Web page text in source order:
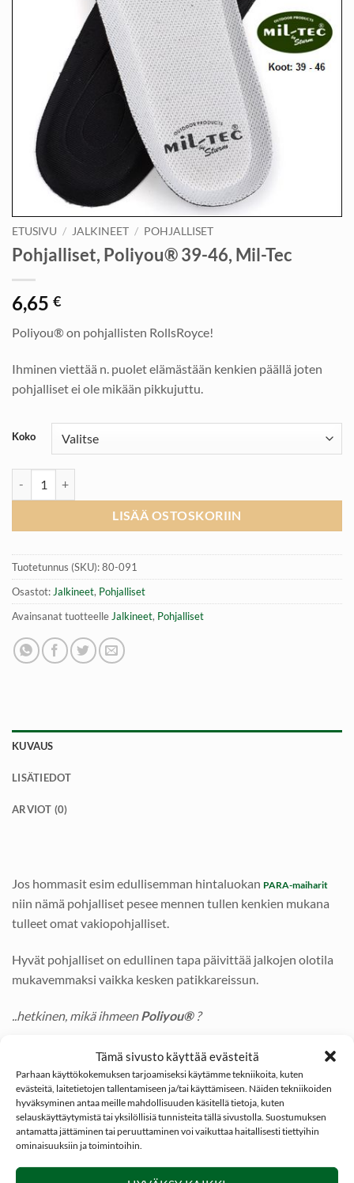
Tämä sivusto käyttää evästeitä
Parhaan käyttökokemuksen tarjoamiseksi käytämme tekniikoita, kuten
evästeitä, laitetietojen tallentamiseen ja/tai käyttämiseen. Näiden tekniikoiden
hyväksyminen antaa meille mahdollisuuden käsitellä tietoja, kuten
selauskäyttäytymistä tai yksilöllisiä tunnisteita tällä sivustolla. Suostumuksen
antamatta jättäminen tai peruuttaminen voi vaikuttaa haitallisesti tiettyihin
ominaisuuksiin ja toimintoihin.
ETUSIVU / JALKINEET / POHJALLISET
Pohjalliset, Poliyou® 39-46, Mil-Tec
6,65 €
Poliyou® on pohjallisten RollsRoyce!
Ihminen viettää n. puolet elämästään kenkien päällä joten
pohjalliset ei ole mikään pikkujuttu.
Koko
LISÄÄ OSTOSKORIIN
Tuotetunnus (SKU):80-091
Osastot: Jalkineet, Pohjalliset
Avainsanat tuotteelle Jalkineet, Pohjalliset
KUVAUS
LISÄTIEDOT
ARVIOT (0)
Jos hommasit esim edullisemman hintaluokan PARA-maiharit
niin nämä pohjalliset pesee mennen tullen kenkien mukana
tulleet omat vakiopohjalliset.
Hyvät pohjalliset on edullinen tapa päivittää jalkojen olotila
mukavemmaksi vaikka kesken patikkareissun.
..hetkinen, mikä ihmeenPoliyou®?
on patentoitu hengittävä avosoluvaahto joka
omaa suuren kosteudensiirtokyvyn sekä
iskunvaimennuksen. Sekoitemateriaalissa on aktiivihiiltä joka
ehkäisee pohjallisen kasvualustana olemisen pöpöjä vastaan.
Aktiivihiili sitoo myös miehistä jalkahikeä tehokkaasti. Mikäli
ne alkavat reissussa ryvettyä, ne voidaan pyykkipäivänä